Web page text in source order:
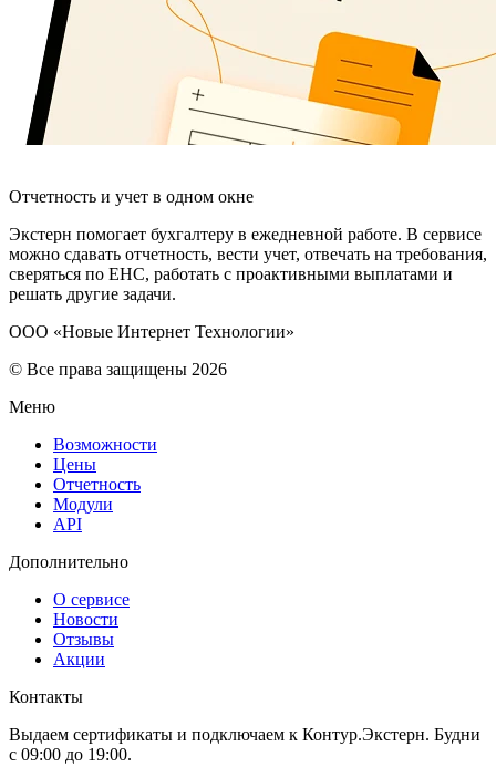
Отчетность и учет в одном окне
Экстерн помогает бухгалтеру в ежедневной работе. В сервисе
можно сдавать отчетность, вести учет, отвечать на требования,
сверяться по ЕНС, работать с проактивными выплатами и
решать другие задачи.
ООО «Новые Интернет Технологии»
© Все права защищены 2026
Меню
Возможности
Цены
Отчетность
Модули
API
Дополнительно
О сервисе
Новости
Отзывы
Акции
Контакты
Выдаем сертификаты и подключаем к Контур.Экстерн. Будни
с 09:00 до 19:00.